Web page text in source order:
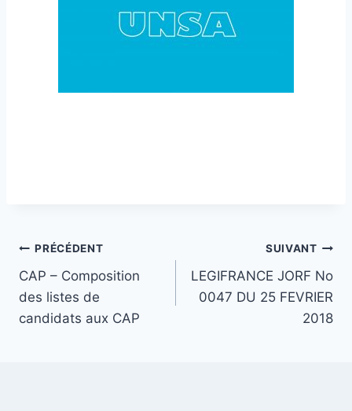
Navigation
de
l’article
PRÉCÉDENT
CAP – Composition
des listes de
candidats aux CAP
SUIVANT
LEGIFRANCE JORF No
0047 DU 25 FEVRIER
2018